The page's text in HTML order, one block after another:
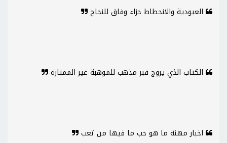
العبودية والانحطاط جزاء وفاق للنجاح
الكتاب الذي يروج قبر مذهب للموهبة غير الممتازة
اخبار مهنة ما هو حب ما فيها من تعب